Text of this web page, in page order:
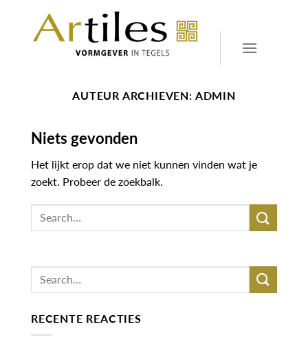
content
AUTEUR ARCHIEVEN: ADMIN
Niets gevonden
Het lijkt erop dat we niet kunnen vinden wat je
zoekt. Probeer de zoekbalk.
RECENTE REACTIES